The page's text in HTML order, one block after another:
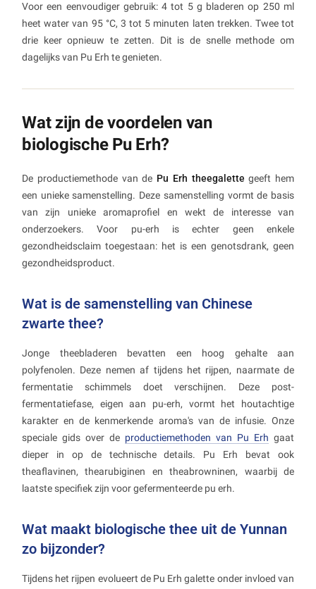
Voor een eenvoudiger gebruik: 4 tot 5 g bladeren op 250 ml
heet water van 95 °C, 3 tot 5 minuten laten trekken. Twee tot
drie keer opnieuw te zetten. Dit is de snelle methode om
dagelijks van Pu Erh te genieten.
Wat zijn de voordelen van
biologische Pu Erh?
De productiemethode van de Pu Erh theegalette geeft hem
een unieke samenstelling. Deze samenstelling vormt de basis
van zijn unieke aromaprofiel en wekt de interesse van
onderzoekers. Voor pu-erh is echter geen enkele
gezondheidsclaim toegestaan: het is een genotsdrank, geen
gezondheidsproduct.
Wat is de samenstelling van Chinese
zwarte thee?
Jonge theebladeren bevatten een hoog gehalte aan
polyfenolen. Deze nemen af tijdens het rijpen, naarmate de
fermentatie schimmels doet verschijnen. Deze post-
fermentatiefase, eigen aan pu-erh, vormt het houtachtige
karakter en de kenmerkende aroma's van de infusie. Onze
speciale gids over de productiemethoden van Pu Erh gaat
dieper in op de technische details. Pu Erh bevat ook
theaflavinen, thearubiginen en theabrowninen, waarbij de
laatste specifiek zijn voor gefermenteerde pu erh.
Wat maakt biologische thee uit de Yunnan
zo bijzonder?
Tijdens het rijpen evolueert de Pu Erh galette onder invloed van